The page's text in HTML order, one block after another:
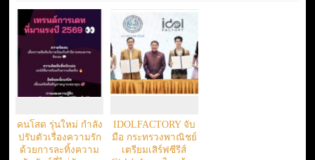
คนโสด รุ่นใหม่ กำลัง
ปรับตัวเรื่องความรัก
ด้วยการละทิ้งความ
IDOLFACTORY จับ
มือ กระทรวงพาณิชย์
เตรียมเสิร์ฟซีรีส์